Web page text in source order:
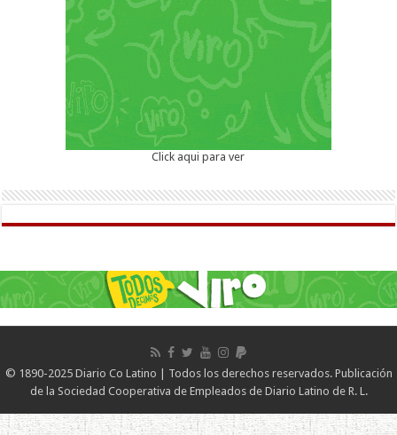
Click aqui para ver
© 1890-2025 Diario Co Latino | Todos los derechos reservados. Publicación
de la Sociedad Cooperativa de Empleados de Diario Latino de R. L.